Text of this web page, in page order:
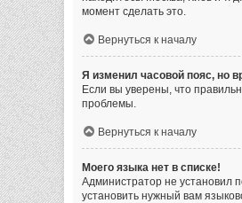
момент сделать это.
Вернуться к началу
Я изменил часовой пояс, но
Если вы уверены, что
проблемы.
Вернуться к началу
Моего языка нет в списке!
Администратор не установил
установить нужный вам